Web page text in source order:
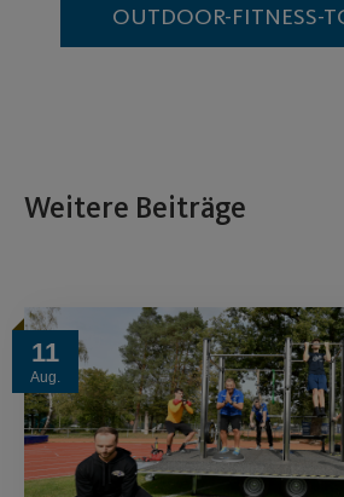
OUTDOOR-FITNESS-
Weitere Beiträge
11
Aug.